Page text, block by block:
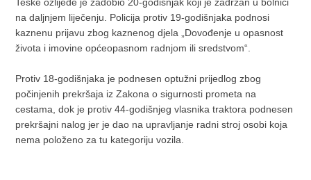
na daljnjem liječenju. Policija protiv 19-godišnjaka podnosi
kaznenu prijavu zbog kaznenog djela „Dovođenje u opasnost
života i imovine općeopasnom radnjom ili sredstvom“.
Protiv 18-godišnjaka je podnesen optužni prijedlog zbog
počinjenih prekršaja iz Zakona o sigurnosti prometa na
cestama, dok je protiv 44-godišnjeg vlasnika traktora podnesen
prekršajni nalog jer je dao na upravljanje radni stroj osobi koja
nema položeno za tu kategoriju vozila.